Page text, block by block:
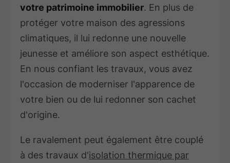
votre patrimoine immobilier. En plus de
protéger votre maison des agressions
climatiques, il lui redonne une nouvelle
jeunesse et améliore son aspect esthétique.
En nous confiant les travaux, vous avez
l'occasion de moderniser l'apparence de
votre bien ou de lui redonner son cachet
d'origine.
Le ravalement peut également être couplé
à des travaux d'isolation thermique par